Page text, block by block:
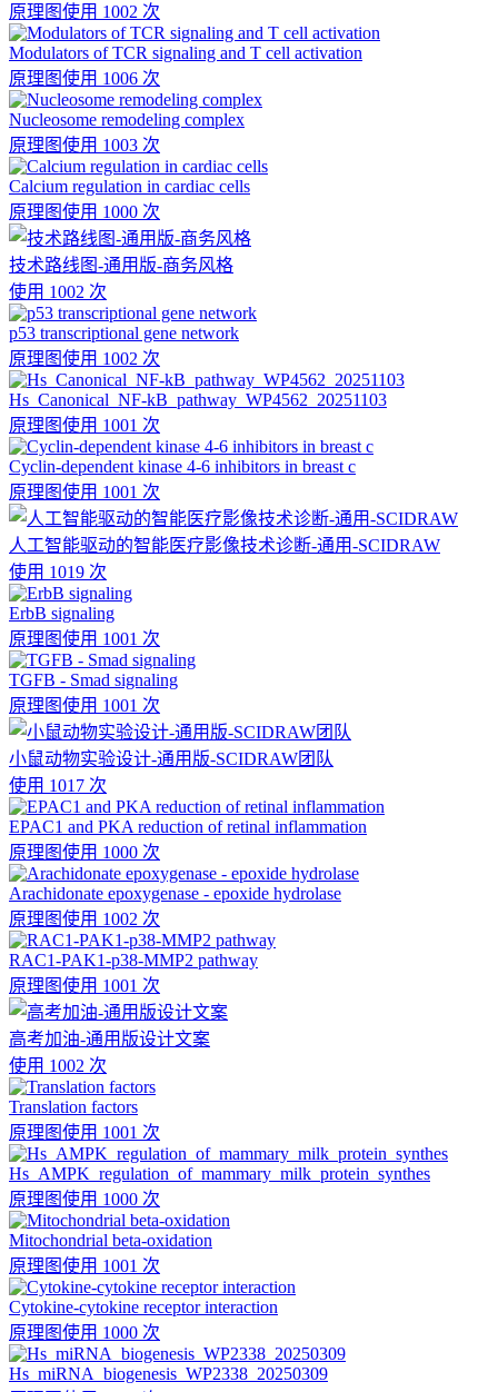
原理图使用 1002 次
Modulators of TCR signaling and T cell activation
原理图使用 1006 次
Nucleosome remodeling complex
原理图使用 1003 次
Calcium regulation in cardiac cells
原理图使用 1000 次
技术路线图-通用版-商务风格
使用 1002 次
p53 transcriptional gene network
原理图使用 1002 次
Hs_Canonical_NF-kB_pathway_WP4562_20251103
原理图使用 1001 次
Cyclin-dependent kinase 4-6 inhibitors in breast c
原理图使用 1001 次
人工智能驱动的智能医疗影像技术诊断-通用-SCIDRAW
使用 1019 次
ErbB signaling
原理图使用 1001 次
TGFB - Smad signaling
原理图使用 1001 次
小鼠动物实验设计-通用版-SCIDRAW团队
使用 1017 次
EPAC1 and PKA reduction of retinal inflammation
原理图使用 1000 次
Arachidonate epoxygenase - epoxide hydrolase
原理图使用 1002 次
RAC1-PAK1-p38-MMP2 pathway
原理图使用 1001 次
高考加油-通用版设计文案
使用 1002 次
Translation factors
原理图使用 1001 次
Hs_AMPK_regulation_of_mammary_milk_protein_synthes
原理图使用 1000 次
Mitochondrial beta-oxidation
原理图使用 1001 次
Cytokine-cytokine receptor interaction
原理图使用 1000 次
Hs_miRNA_biogenesis_WP2338_20250309